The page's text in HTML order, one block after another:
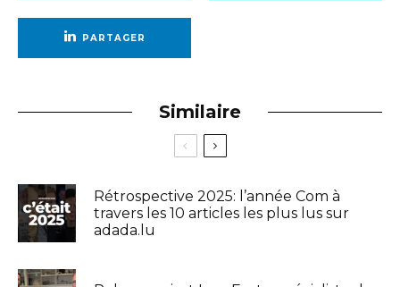
PARTAGER
Similaire
Rétrospective 2025: l’année Com à
travers les 10 articles les plus lus sur
adada.lu